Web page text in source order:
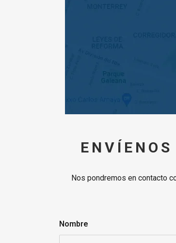
Nos pondremos en contacto
Nombre